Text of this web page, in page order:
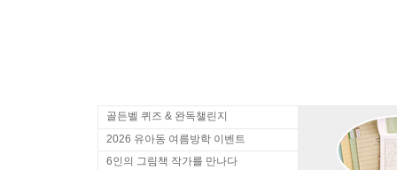
골든벨 퀴즈 & 완독챌린지
2026 유아동 여름방학 이벤트
6인의 그림책 작가를 만나다